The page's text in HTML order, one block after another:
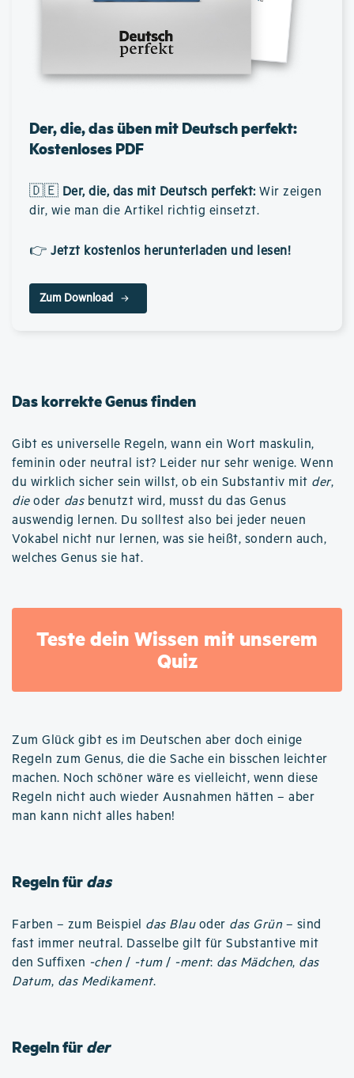
Der, die, das üben mit Deutsch perfekt:
Kostenloses PDF
🇩🇪 Der, die, das mit Deutsch perfekt: Wir zeigen
dir, wie man die Artikel richtig einsetzt.
👉 Jetzt kostenlos herunterladen und lesen!
Zum Download
Das korrekte Genus finden
Gibt es universelle Regeln, wann ein Wort maskulin,
feminin oder neutral ist? Leider nur sehr wenige. Wenn
du wirklich sicher sein willst, ob ein Substantiv mit der,
dieoder dasbenutzt wird, musst du das Genus
auswendig lernen. Du solltest also bei jeder neuen
Vokabel nicht nur lernen, was sie heißt, sondern auch,
welches Genus sie hat.
Teste dein Wissen mit unserem
Quiz
Zum Glück gibt es im Deutschen aber doch einige
Regeln zum Genus, die die Sache ein bisschen leichter
machen. Noch schöner wäre es vielleicht, wenn diese
Regeln nicht auch wieder Ausnahmen hätten – aber
man kann nicht alles haben!
Regeln fürdas
Farben – zum Beispiel das Blauoder das Grün – sind
fast immer neutral. Dasselbe gilt für Substantive mit
den Suffixen -chen / -tum/ -ment: das Mädchen, das
Datum, das Medikament.
Regeln fürder